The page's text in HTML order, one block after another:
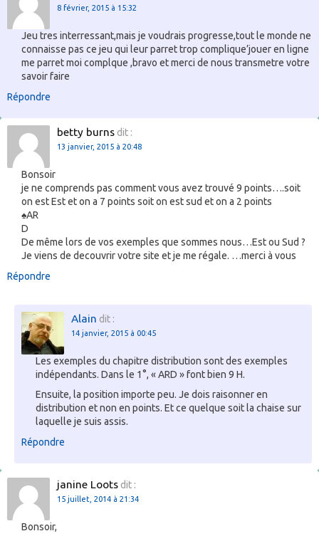
8 février, 2015 à 15:32
Jeu tres interressant,mais je voudrais progresse,tout le monde ne
connaisse pas ce jeu qui leur parret trop complique’jouer en ligne
me parret moi complque ,bravo et merci de nous transmetre votre
savoir faire
Répondre
betty burns dit :
13 janvier, 2015 à 20:48
Bonsoir
je ne comprends pas comment vous avez trouvé 9 points….soit
on est Est et on a 7 points soit on est sud et on a 2 points
♠AR
D
De même lors de vos exemples que sommes nous…Est ou Sud ?
Je viens de decouvrir votre site et je me régale. …merci à vous
Répondre
Alain dit :
14 janvier, 2015 à 00:45
Les exemples du chapitre distribution sont des exemples
indépendants. Dans le 1°, « ARD » font bien 9 H.
Ensuite, la position importe peu. Je dois raisonner en
distribution et non en points. Et ce quelque soit la chaise sur
laquelle je suis assis.
Répondre
janine Loots dit :
15 juillet, 2014 à 21:34
Bonsoir,